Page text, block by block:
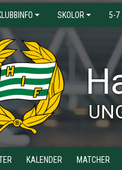
SKOLOR 5-7
KALENDER MATCHER